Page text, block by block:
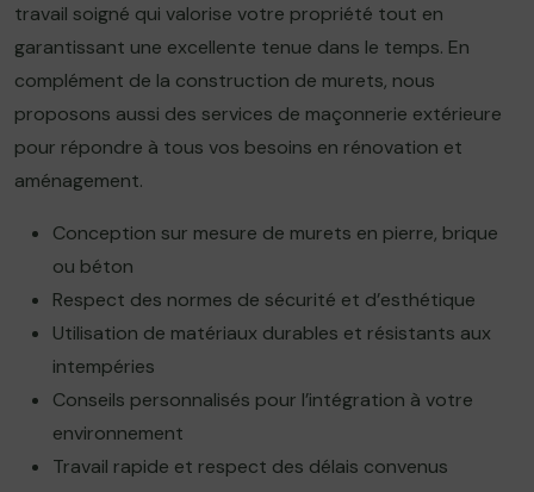
travail soigné qui valorise votre propriété tout en
garantissant une excellente tenue dans le temps. En
complément de la construction de murets, nous
proposons aussi des services de maçonnerie extérieure
pour répondre à tous vos besoins en rénovation et
aménagement.
Conception sur mesure de murets en pierre, brique
ou béton
Respect des normes de sécurité et d’esthétique
Utilisation de matériaux durables et résistants aux
intempéries
Conseils personnalisés pour l’intégration à votre
environnement
Travail rapide et respect des délais convenus